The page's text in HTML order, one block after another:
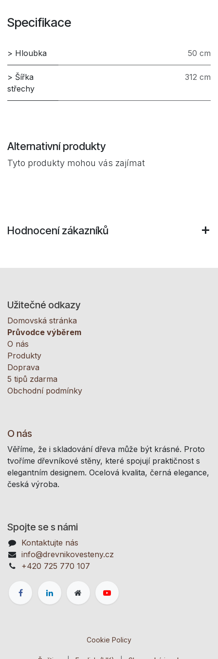
Specifikace
> Hloubka 50 cm
> Šířka
střechy
312 cm
Alternativní produkty
Tyto produkty mohou vás zajímat
Hodnocení zákazníků
Užitečné odkazy
Domovská stránka
Průvodce výběrem
O nás
Produkty
Doprava
5 tipů zdarma
Obchodní podmínky
O nás
Věříme, že i skladování dřeva může být krásné. Proto
tvoříme dřevníkové stěny, které spojují praktičnost s
elegantním designem. Ocelová kvalita, černá elegance,
česká výroba.
Spojte se s námi
Kontaktujte nás
info@drevnikovesteny.cz
+420 725 770 107
Cookie Policy